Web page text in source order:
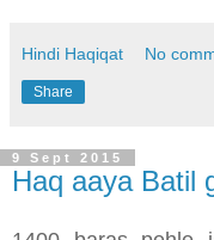
Hindi Haqiqat No
Share
9 Sept 2015
Haq aaya Batil